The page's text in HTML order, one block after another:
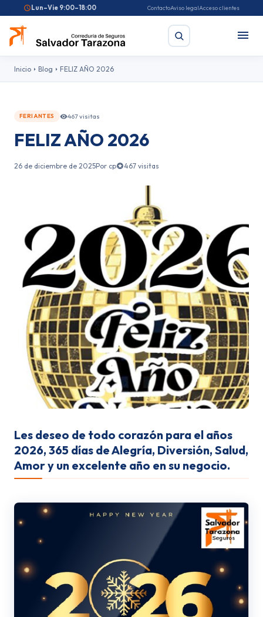
Lun–Vie 9:00–18:00 ContactoAviso legalAcceso clientes
Búsquedas frecuentes: Seguro de coche
Inicio Blog FELIZ AÑO 2026
FERIANTES 467 visitas
FELIZ AÑO 2026
26 de diciembre de 2025Por cp 467 visitas
Les deseo de todo corazón para el años
2026, 365 días de Alegría, Diversión, Salud,
Amor y un excelente año en su negocio.